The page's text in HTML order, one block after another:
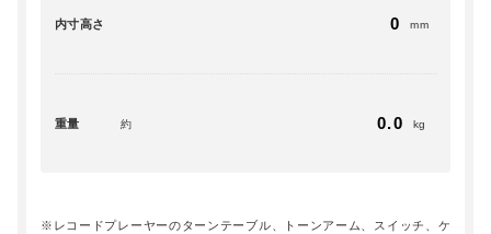
内寸高さ mm
重量 約 kg
レコードプレーヤーのターンテーブル、トーンアーム、スイッチ、ケ